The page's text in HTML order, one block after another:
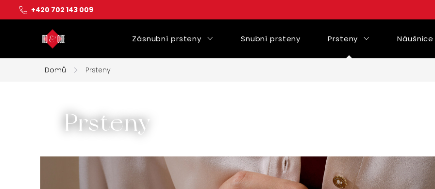
na
+420 702 143 009
Zásnubní prsteny Snubní prsteny Prsteny Náušnice
Domů Prsteny
Prsteny